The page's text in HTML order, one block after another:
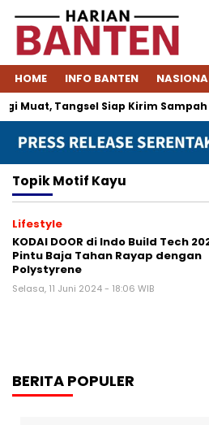
HOME INFO BANTEN
Muat, Tangsel Siap Kirim Sampah
TopikMotif Kayu
Lifestyle
KODAI DOOR di Indo Build Tech
Pintu Baja Tahan Rayap dengan
Polystyrene
Selasa, 11 Juni 2024 - 18:06 WIB
BERITA POPULER